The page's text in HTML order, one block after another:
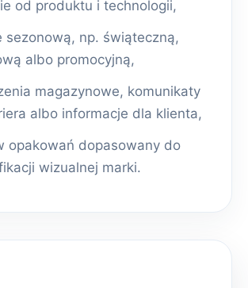
od produktu i technologii,
sezonową, np. świąteczną,
albo promocyjną,
magazynowe, komunikaty
albo informacje dla klienta,
opakowań dopasowany do
wizualnej marki.